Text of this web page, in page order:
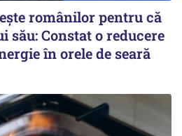
românilor pentru că
său: Constat o reducere
în orele de seară